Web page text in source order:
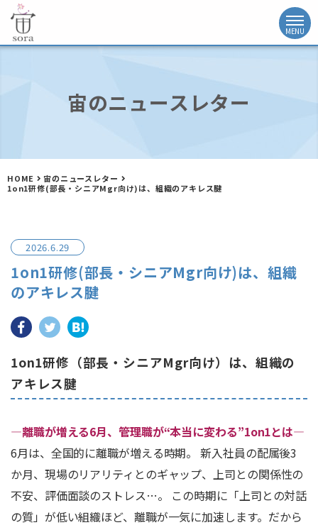
宙のニュースレター
HOME
宙のニュースレター
1on1研修(部長・シニアMgr向け)は、組織のアキレス腱
2026.6.29
1on1研修(部長・シニアMgr向け)は、組織
のアキレス腱
1on1研修（部長・シニアMgr向け）は、組織の
アキレス腱
―離職が増える6月、管理職が“本当に変わる”1on1とは―
6月は、全国的に離職が増える時期。 新入社員の配属後3
か月、現場のリアリティとのギャップ、上司との関係性の
不安、評価面談のストレス…。 この時期に「上司との対話
の質」が低い組織ほど、離職が一気に加速します。 だから